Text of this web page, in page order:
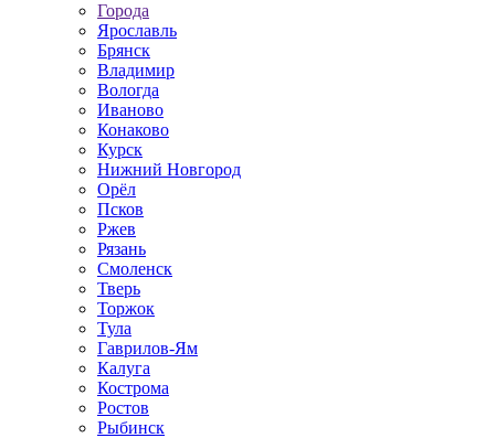
Города
Ярославль
Брянск
Владимир
Вологда
Иваново
Конаково
Курск
Нижний Новгород
Орёл
Псков
Ржев
Рязань
Смоленск
Тверь
Торжок
Тула
Гаврилов-Ям
Калуга
Кострома
Ростов
Рыбинск